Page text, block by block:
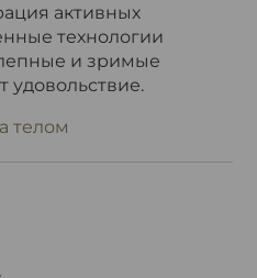
активных
технологии
и зримые
удовольствие.
телом